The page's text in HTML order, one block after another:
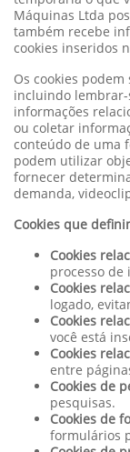
Máquinas Ltda
também recebe
cookies inseridos
Os cookies
incluindo lembrar-
informações
ou coletar
conteúdo de uma
podem utilizar
fornecer
demanda,
Cookies que
Cookies
processo de
Cookies
logado,
Cookies
você está
Cookies
entre
Cookies de
pesquisas.
Cookies de
formulários